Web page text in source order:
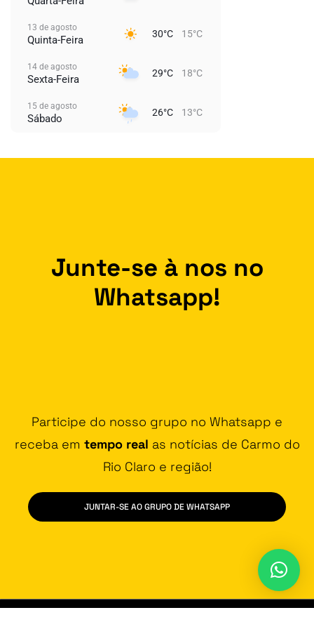
13 de agosto
Quinta-Feira 30°C 15°C
14 de agosto
Sexta-Feira 29°C 18°C
15 de agosto
Sábado 26°C 13°C
Junte-se à nos no
Whatsapp!
Participe do nosso grupo no Whatsapp e
receba em tempo real as notícias de Carmo do
Rio Claro e região!
JUNTAR-SE AO GRUPO DE WHATSAPP